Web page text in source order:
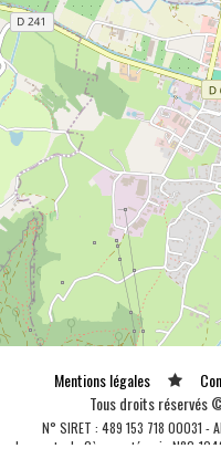
Mentions légales
Tous droits réservés
N° SIRET : 489 153 718 00031 -
de spectacle 2ème catégorie N°2-